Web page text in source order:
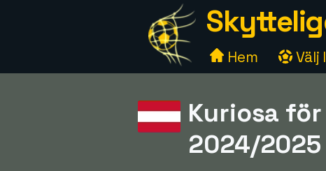
Hem Välj
Kuriosa
2024/2025